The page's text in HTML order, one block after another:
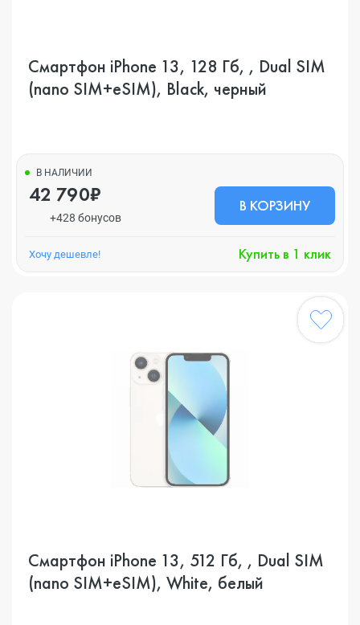
Смартфон iPhone 13, 128 Гб, , Dual SIM
(nano SIM+eSIM), Black, черный
В НАЛИЧИИ
42 790₽
+428 бонусов
В КОРЗИНУ
Хочу дешевле! Купить в 1 клик
Смартфон iPhone 13, 512 Гб, , Dual SIM
(nano SIM+eSIM), White, белый